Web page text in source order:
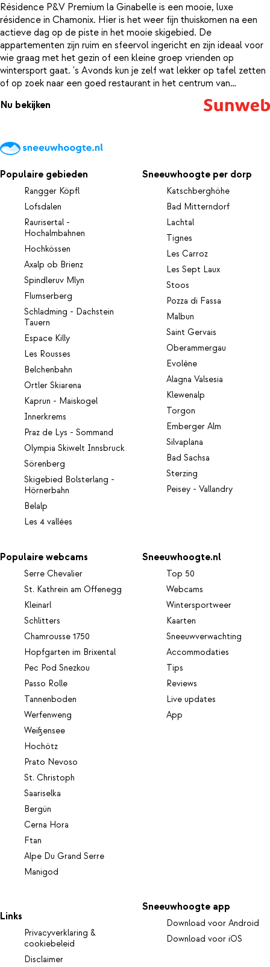
Résidence P&V Premium la Ginabelle is een mooie, luxe
résidence in Chamonix. Hier is het weer fijn thuiskomen na een
actieve dag op de piste in het mooie skigebied. De
appartementen zijn ruim en sfeervol ingericht en zijn ideaal voor
wie graag met het gezin of een kleine groep vrienden op
wintersport gaat. 's Avonds kun je zelf wat lekker op tafel zetten
of op zoek naar een goed restaurant in het centrum van
ontspanning? Dan kun je terecht in het wellnesscenter van de
Nu bekijken
Populaire gebieden
Rangger Köpfl
Lofsdalen
Raurisertal -
Hochalmbahnen
Hochkössen
Axalp ob Brienz
Spindleruv Mlyn
Flumserberg
Schladming - Dachstein
Tauern
Espace Killy
Les Rousses
Belchenbahn
Ortler Skiarena
Kaprun - Maiskogel
Innerkrems
Praz de Lys - Sommand
Olympia Skiwelt Innsbruck
Sörenberg
Skigebied Bolsterlang -
Hörnerbahn
Belalp
Les 4 vallées
Sneeuwhoogte per dorp
Katschberghöhe
Bad Mitterndorf
Lachtal
Tignes
Les Carroz
Les Sept Laux
Stoos
Pozza di Fassa
Malbun
Saint Gervais
Oberammergau
Evolène
Alagna Valsesia
Klewenalp
Torgon
Emberger Alm
Silvaplana
Bad Sachsa
Sterzing
Peisey - Vallandry
Populaire webcams
Serre Chevalier
St. Kathrein am Offenegg
Kleinarl
Schlitters
Chamrousse 1750
Hopfgarten im Brixental
Pec Pod Snezkou
Passo Rolle
Tannenboden
Werfenweng
Weißensee
Hochötz
Prato Nevoso
St. Christoph
Saariselka
Bergün
Cerna Hora
Ftan
Alpe Du Grand Serre
Manigod
Sneeuwhoogte.nl
Top 50
Webcams
Wintersportweer
Kaarten
Sneeuwverwachting
Accommodaties
Tips
Reviews
Live updates
App
Links
Privacyverklaring &
cookiebeleid
Disclaimer
Sneeuwhoogte app
Download voor Android
Download voor iOS